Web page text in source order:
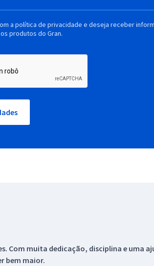
a política de privacidade e deseja receber
produtos do Gran.
Com muita dedicação, disciplina e uma
bem maior.